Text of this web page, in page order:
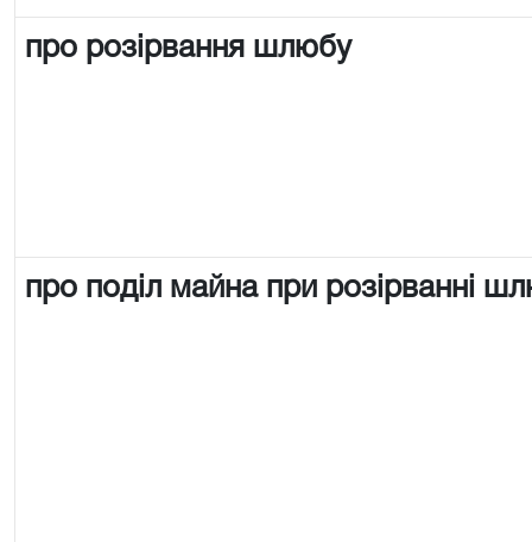
про розірвання шлюбу
про поділ майна при розірванні